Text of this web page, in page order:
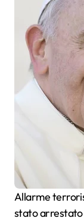
Allarme terrorismo a Trieste: un cittadino turco è
stato